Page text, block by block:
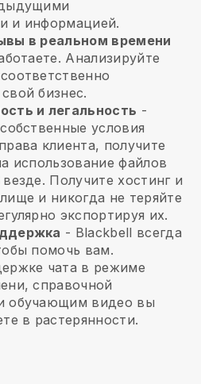
и информацией.
в реальном времени
Анализируйте
бизнес.
и легальность -
условия
клиента, получите
использование файлов
Получите хостинг и
и никогда не теряйте
экспортируя их.
- Blackbell всегда
помочь вам.
чата в режиме
справочной
обучающим видео вы
в растерянности.